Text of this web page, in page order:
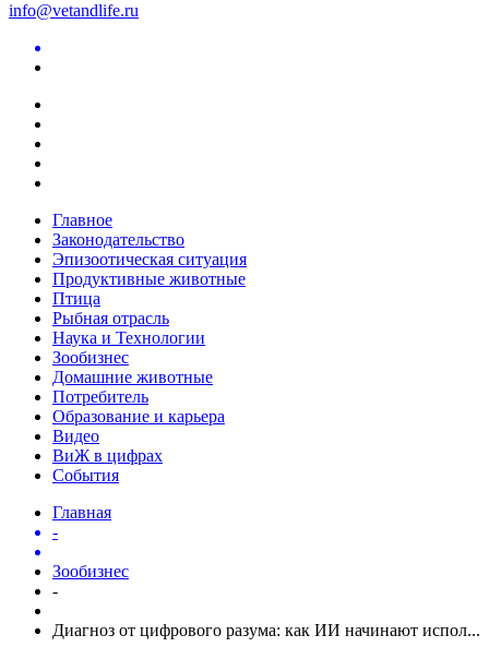
info@vetandlife.ru
Главное
Законодательство
Эпизоотическая ситуация
Продуктивные животные
Птица
Рыбная отрасль
Наука и Технологии
Зообизнес
Домашние животные
Потребитель
Образование и карьера
Видео
ВиЖ в цифрах
События
Главная
-
Зообизнес
-
Диагноз от цифрового разума: как ИИ начинают испол...